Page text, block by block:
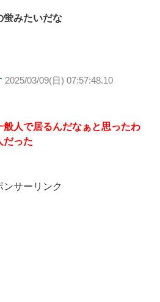
蛍みたいだな
2025/03/09(日) 07:57:48.10
人で居るんだなぁと思ったわ
だった
ンサーリンク